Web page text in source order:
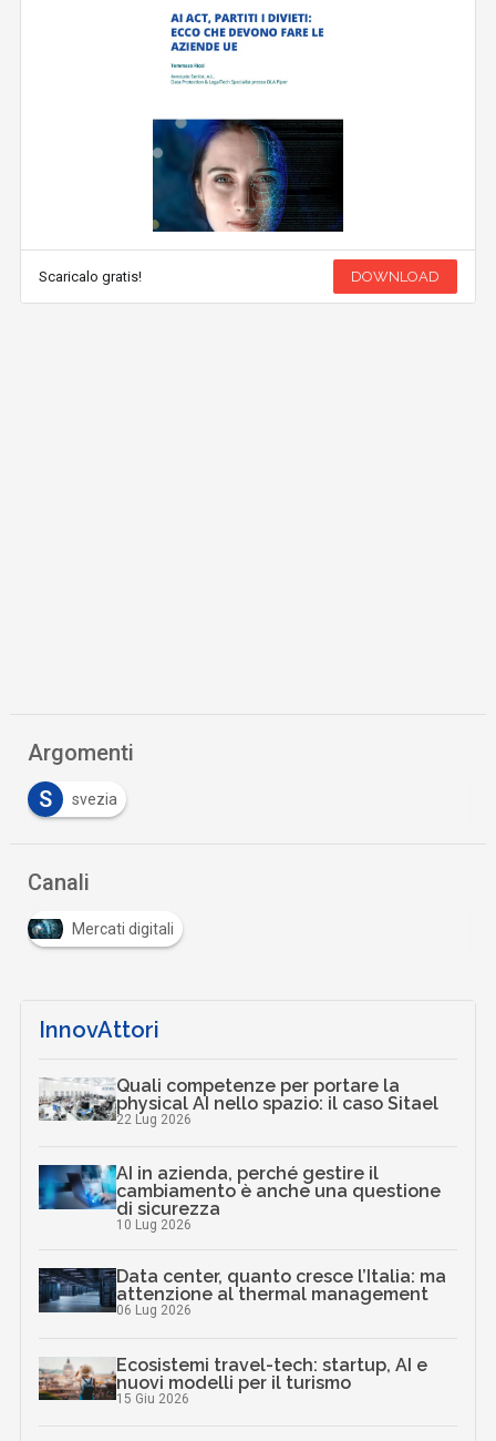
Scaricalo gratis! DOWNLOAD
Argomenti
S
svezia
Canali
Mercati digitali
InnovAttori
Quali competenze per portare la
physical AI nello spazio: il caso Sitael
22 Lug 2026
AI in azienda, perché gestire il
cambiamento è anche una questione
di sicurezza
10 Lug 2026
Data center, quanto cresce l’Italia: ma
attenzione al thermal management
06 Lug 2026
Ecosistemi travel-tech: startup, AI e
nuovi modelli per il turismo
15 Giu 2026